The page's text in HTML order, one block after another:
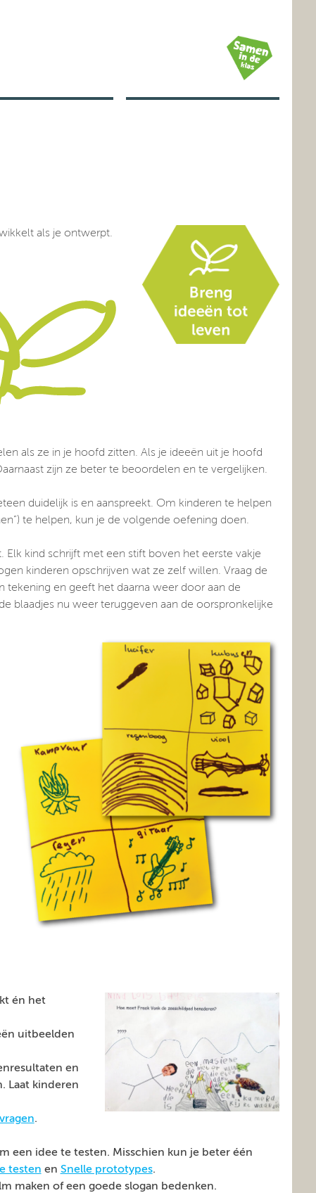
als je ontwerpt.
als ze in je hoofd zitten. Als je ideeën uit je hoofd
zijn ze beter te beoordelen en te vergelijken.
duidelijk is en aanspreekt. Om kinderen te helpen
te helpen, kun je de volgende oefening doen.
kind schrijft met een stift boven het eerste vakje
kinderen opschrijven wat ze zelf willen. Vraag de
tekening en geeft het daarna weer door aan de
blaadjes nu weer teruggeven aan de oorspronkelijke
én het
uitbeelden
en
Laat kinderen
.
een idee te testen. Misschien kun je beter één
testen en Snelle prototypes.
maken of een goede slogan bedenken.